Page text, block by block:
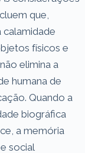
que,
calamidade
físicos e
elimina a
humana de
Quando a
biográfica
a memória
social